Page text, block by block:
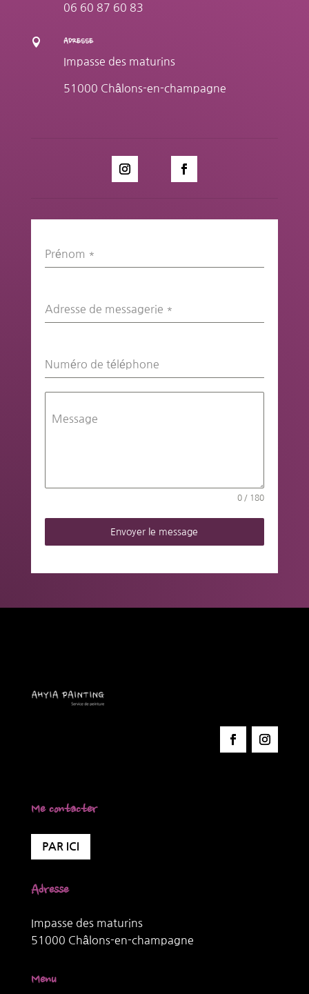
06 60 87 60 83
 ADRESSE
Impasse des maturins
51000 Châlons-en-champagne
Prénom *
Adresse de messagerie *
Numéro de téléphone
Message
0 / 180
Envoyer le message
Me contacter
PAR ICI
Adresse
Impasse des maturins
51000 Châlons-en-champagne
Menu